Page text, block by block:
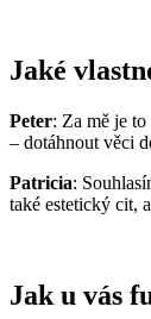
Jaké
Peter: Za mě je
– dotáhnout věci
Patricia:
také estetický cit,
Jak u vás